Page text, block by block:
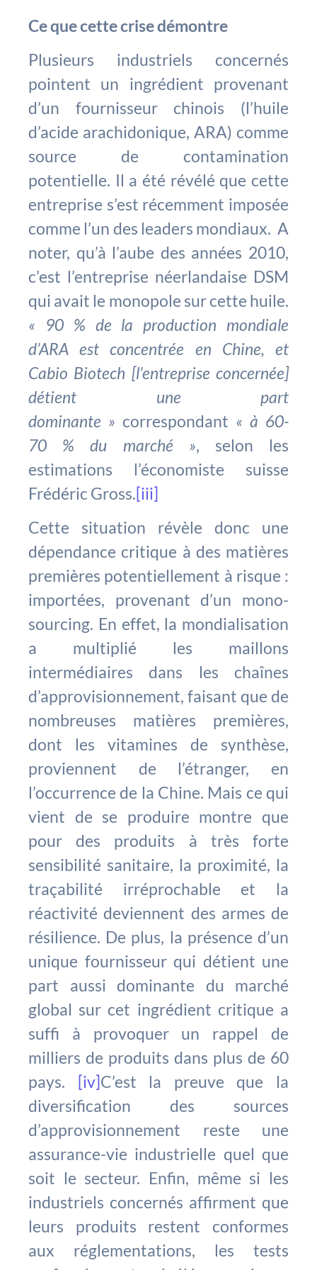
Ce que cette crise démontre
Plusieurs industriels concernés
pointent un ingrédient provenant
d’un fournisseur chinois (l’huile
d’acide arachidonique, ARA) comme
source de contamination
potentielle. Il a été révélé que cette
entreprise s’est récemment imposée
comme l’un des leaders mondiaux. A
noter, qu’à l’aube des années 2010,
c’est l’entreprise néerlandaise DSM
qui avait le monopole sur cette huile.
« 90 % de la production mondiale
d’ARA est concentrée en Chine, et
Cabio Biotech [l’entreprise concernée]
détient une part
dominante » correspondant « à 60-
70 % du marché », selon les
estimations l’économiste suisse
Frédéric Gross.[iii]
Cette situation révèle donc une
dépendance critique à des matières
premières potentiellement à risque :
importées, provenant d’un mono-
sourcing. En effet, la mondialisation
a multiplié les maillons
intermédiaires dans les chaînes
d’approvisionnement, faisant que de
nombreuses matières premières,
dont les vitamines de synthèse,
proviennent de l’étranger, en
l’occurrence de la Chine. Mais ce qui
vient de se produire montre que
pour des produits à très forte
sensibilité sanitaire, la proximité, la
traçabilité irréprochable et la
réactivité deviennent des armes de
résilience. De plus, la présence d’un
unique fournisseur qui détient une
part aussi dominante du marché
global sur cet ingrédient critique a
suffi à provoquer un rappel de
milliers de produits dans plus de 60
pays. [iv]C’est la preuve que la
diversification des sources
d’approvisionnement reste une
assurance-vie industrielle quel que
soit le secteur. Enfin, même si les
industriels concernés affirment que
leurs produits restent conformes
aux réglementations, les tests